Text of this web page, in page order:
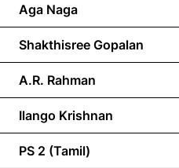
Aga Naga
Shakthisree Gopalan
A.R. Rahman
Ilango Krishnan
PS 2 (Tamil)